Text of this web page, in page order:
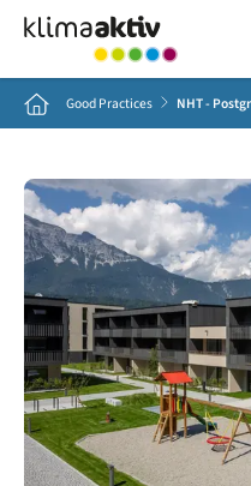
Home Good Practices NHT -